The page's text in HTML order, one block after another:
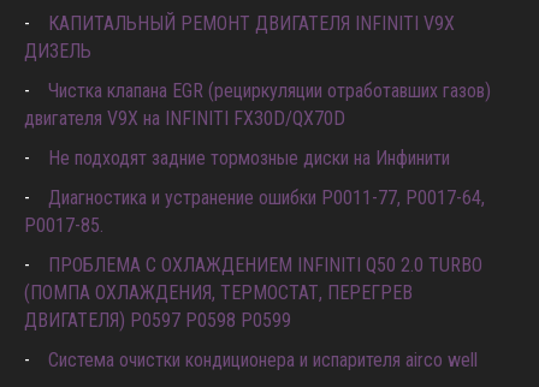
КАПИТАЛЬНЫЙ РЕМОНТ ДВИГАТЕЛЯ INFINITI V9X
ДИЗЕЛЬ
Чистка клапана EGR (рециркуляции отработавших газов)
двигателя V9X на INFINITI FX30D/QX70D
Не подходят задние тормозные диски на Инфинити
Диагностика и устранение ошибки Р0011-77, P0017-64,
P0017-85.
ПРОБЛЕМА С ОХЛАЖДЕНИЕМ INFINITI Q50 2.0 TURBO
(ПОМПА ОХЛАЖДЕНИЯ, ТЕРМОСТАТ, ПЕРЕГРЕВ
ДВИГАТЕЛЯ) P0597 P0598 P0599
Система очистки кондиционера и испарителя airco well